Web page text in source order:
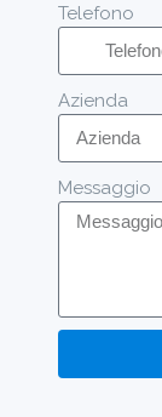
Telefono
Azienda
Messaggio